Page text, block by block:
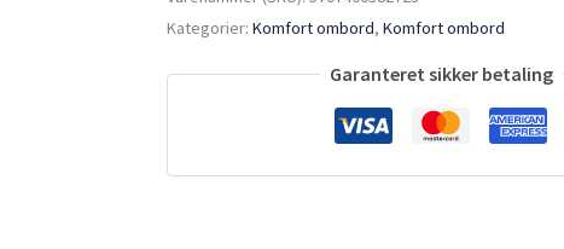
Kategorier:Komfort ombord,Komfort ombord
Garanteret sikker betaling